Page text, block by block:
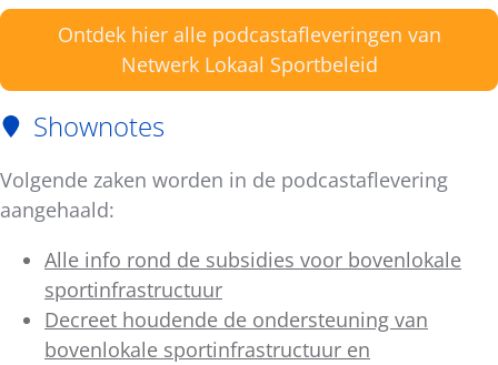
Ontdek hier alle podcastafleveringen van
Netwerk Lokaal Sportbeleid
Shownotes
Volgende zaken worden in de podcastaflevering
aangehaald:
Alle info rond de subsidies voor bovenlokale
sportinfrastructuur
Decreet houdende de ondersteuning van
bovenlokale sportinfrastructuur en